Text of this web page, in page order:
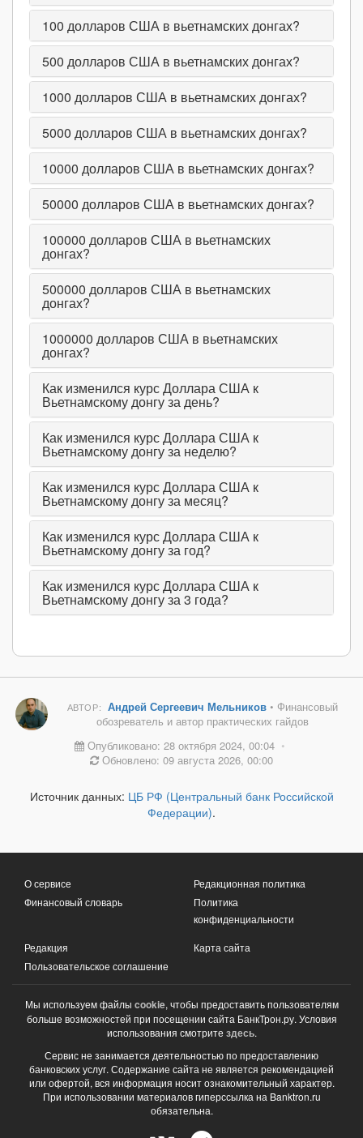
100 долларов США в вьетнамских донгах?
500 долларов США в вьетнамских донгах?
1000 долларов США в вьетнамских донгах?
5000 долларов США в вьетнамских донгах?
10000 долларов США в вьетнамских донгах?
50000 долларов США в вьетнамских донгах?
100000 долларов США в вьетнамских
донгах?
500000 долларов США в вьетнамских
донгах?
1000000 долларов США в вьетнамских
донгах?
Как изменился курс Доллара США к
Вьетнамскому донгу за день?
Как изменился курс Доллара США к
Вьетнамскому донгу за неделю?
Как изменился курс Доллара США к
Вьетнамскому донгу за месяц?
Как изменился курс Доллара США к
Вьетнамскому донгу за год?
Как изменился курс Доллара США к
Вьетнамскому донгу за 3 года?
АВТОР: Андрей Сергеевич Мельников• Финансовый
обозреватель и автор практических гайдов
Опубликовано: 28 октября 2024, 00:04 •
Обновлено: 09 августа 2026, 00:00
Источник данных: ЦБ РФ (Центральный банк Российской
Федерации).
О сервисе
Финансовый словарь
Редакционная политика
Политика
конфиденциальности
Редакция
Пользовательское соглашение
Карта сайта
Мы используем файлы cookie, чтобы предоставить пользователям
больше возможностей при посещении сайта БанкТрон.ру. Условия
использования смотрите здесь.
Сервис не занимается деятельностью по предоставлению
банковских услуг. Содержание сайта не является рекомендацией
или офертой, вся информация носит ознакомительный характер.
При использовании материалов гиперссылка на Banktron.ru
обязательна.